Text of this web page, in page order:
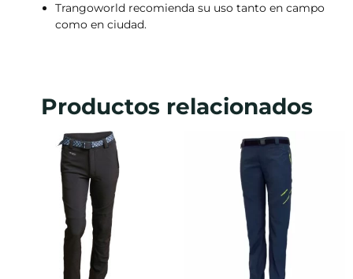
Trangoworld recomienda su uso tanto en campo
como en ciudad.
Productos relacionados